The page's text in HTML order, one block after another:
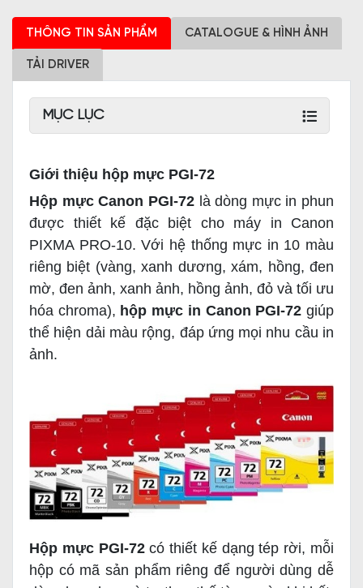
THÔNG TIN SẢN PHẨM CATALOGUE & HÌNH ẢNH
TẢI DRIVER
MỤC LỤC
Giới thiệu hộp mực PGI-72
Hộp mực Canon PGI-72là dòng mực in phun
được thiết kế đặc biệt cho máy in Canon
PIXMA PRO-10. Với hệ thống mực in 10 màu
riêng biệt (vàng, xanh dương, xám, hồng, đen
mờ, đen ảnh, xanh ảnh, hồng ảnh, đỏ và tối ưu
hóa chroma), hộp mực in Canon PGI-72 giúp
thể hiện dải màu rộng, đáp ứng mọi nhu cầu in
ảnh.
Hộp mực PGI-72có thiết kế dạng tép rời, mỗi
hộp có mã sản phẩm riêng để người dùng dễ